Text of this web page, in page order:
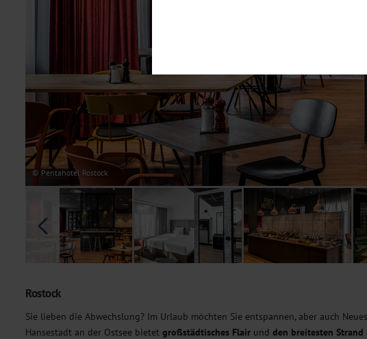
© Pentahotel Rostock
Rostock
Sie lieben die Abwechslung? Im Urlaub möchten Sie entspannen, aber auch
Hansestadt an der Ostsee bietet großstädtisches Flair und den breitesten Strand
Diese Cookies sind für den Betrieb der
möchten, um Ihnen unsere Dienste bei
Statistik
Um unser Angebot und unsere Webseite
dieser Cookies können wir beispielsweise die
unsere Inhalte optimieren. Wir nutzen
Übermittlung, der auf unsere Website
Datenschutzhinweisen. Sie können Ihre
Marketing
Diese Cookies werden genutzt, um Ihnen